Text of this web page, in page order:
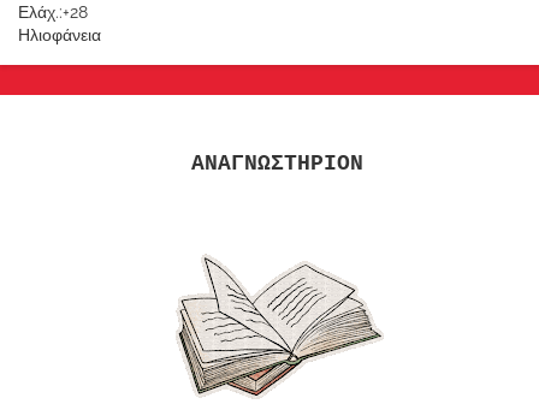
Ελάχ.:+28
Ηλιοφάνεια
ΑΝΑΓΝΩΣΤΗΡΙΟΝ